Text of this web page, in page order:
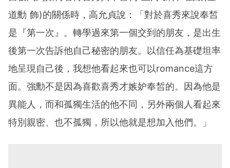
道勳 飾)的關係時，高允貞說：「對於喜秀來說奉皙
是『第一次』。轉學過來第一個交到的朋友，是出生
後第一次告訴他自己秘密的朋友。以信任為基礎坦率
地呈現自己後，我想他看起來也可以romance這方
面。強勳不是因為喜歡喜秀才嫉妒奉皙的。因為他是
異能人，而和孤獨生活的他不同，另外兩個人看起來
特別親密、也不孤獨，所以他就是想加入他們。」